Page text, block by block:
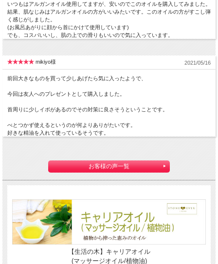
いつもはアルガンオイル使用してますが、安いのでこのオイルを購入してみました。
結果、肌なじみはアルガンオイルの方がいいみたいです。このオイルの方がすこし弾
く感じがしました。
(お風呂あがりに顔から首にかけて使用しています)
でも、コスパいいし、肌の上での滑りもいいので気に入っています。
mikiyo様 2021/05/16
前回大きなものを買って少しあげたら気に入ったようで、
今回は友人へのプレゼントとして購入しました。
首周りに少しイボがあるのでその対策に良さそうということです。
べとつかず使えるというのが何よりありがたいです。
好きな精油を入れて使っているそうです。
お客様の声一覧
【生活の木】キャリアオイル
(マッサージオイル/植物油)